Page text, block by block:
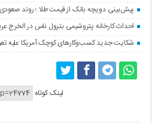
پیش‌بینی دویچه‌ بانک از قیمت طلا ؛ روند صعودی
احداث کارخانه پتروشیمی بترول ناس در الخرج
شکایت جدید کسب‌وکارهای کوچک آمریکا علیه
لینک کوتاه